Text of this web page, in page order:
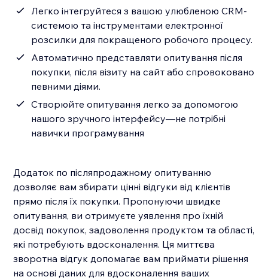
Легко інтегруйтеся з вашою улюбленою CRM-
системою та інструментами електронної
розсилки для покращеного робочого процесу.
Автоматично представляти опитування після
покупки, після візиту на сайт або спровоковано
певними діями.
Створюйте опитування легко за допомогою
нашого зручного інтерфейсу—не потрібні
навички програмування
Додаток по післяпродажному опитуванню
дозволяє вам збирати цінні відгуки від клієнтів
прямо після їх покупки. Пропонуючи швидке
опитування, ви отримуєте уявлення про їхній
досвід покупок, задоволення продуктом та області,
які потребують вдосконалення. Ця миттєва
зворотна відгук допомагає вам приймати рішення
на основі даних для вдосконалення ваших